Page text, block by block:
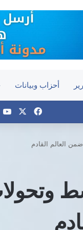
أحزاب وبيانات
فيسبوك
العالم القادم